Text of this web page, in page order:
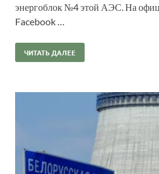
энергоблок №4 этой АЭС. На
Facebook …
ЧИТАТЬ ДАЛЕЕ